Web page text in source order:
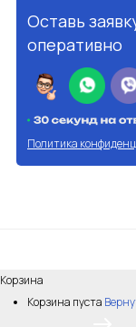
Оставь
оперативно
Политика
Корзина
Корзина пуста